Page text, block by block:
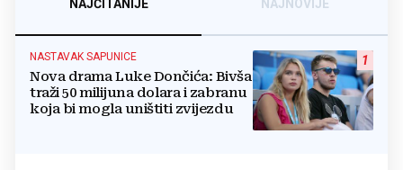
NAJČITANIJE NAJNOVIJE
1
NASTAVAK SAPUNICE
Nova drama Luke Dončića: Bivša
traži 50 milijuna dolara i zabranu
koja bi mogla uništiti zvijezdu